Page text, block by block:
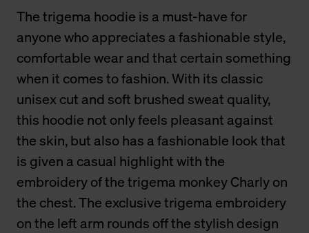
The trigema hoodie is a must-have for
anyone who appreciates a fashionable style,
comfortable wear and that certain something
when it comes to fashion. With its classic
unisex cut and soft brushed sweat quality,
this hoodie not only feels pleasant against
the skin, but also has a fashionable look that
is given a casual highlight with the
embroidery of the trigema monkey Charly on
the chest. The exclusive trigema embroidery
on the left arm rounds off the stylish design